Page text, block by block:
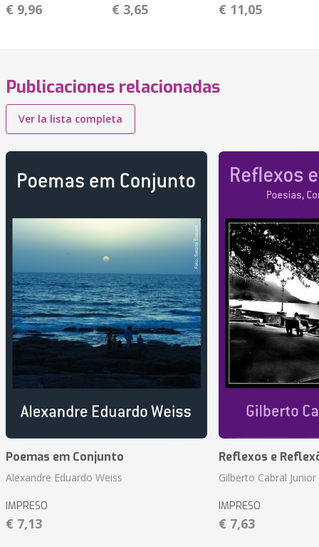
€ 9,96 € 3,65 € 11,05
Publicaciones relacionadas
Ver la lista completa
Poemas em Conjunto
Alexandre Eduardo Weiss
IMPRESO
€ 7,13
Reflexos e
Gilberto Cabral Junior
IMPRESO
€ 7,63